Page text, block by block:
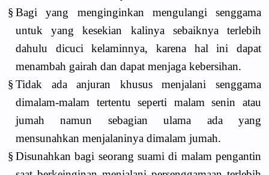
§ Bagi yang menginginkan mengulangi senggama
untuk yang kesekian kalinya sebaiknya terlebih
dahulu dicuci kelaminnya, karena hal ini dapat
menambah gairah dan dapat menjaga kebersihan.
§ Tidak ada anjuran khusus menjalani senggama
dimalam-malam tertentu seperti malam senin atau
jumah namun sebagian ulama ada yang
mensunahkan menjalaninya dimalam jumah.
§ Disunahkan bagi seorang suami di malam pengantin